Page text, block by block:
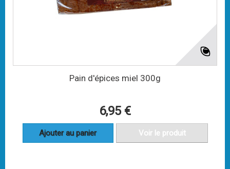
Pain d'épices miel 300g
6,95 €
Ajouter au panier Voir le produit